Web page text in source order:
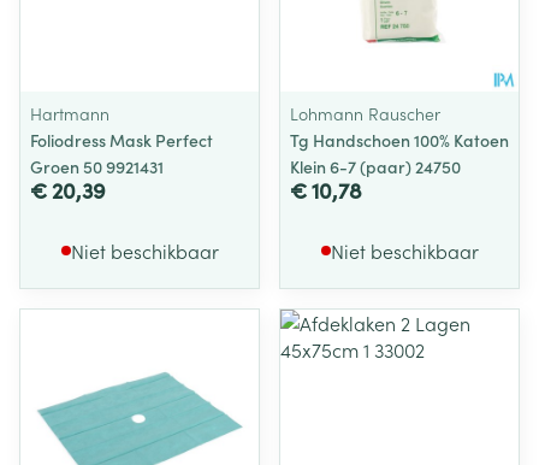
Hartmann
Foliodress Mask Perfect
Groen 50 9921431
€ 20,39
Niet beschikbaar
Lohmann Rauscher
Tg Handschoen 100% Katoen
Klein 6-7 (paar) 24750
€ 10,78
Niet beschikbaar